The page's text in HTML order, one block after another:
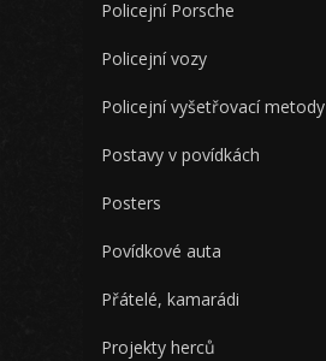
Policejní Porsche
Policejní vozy
Policejní vyšetřovací metody
Postavy v povídkách
Posters
Povídkové auta
Přátelé, kamarádi
Projekty herců